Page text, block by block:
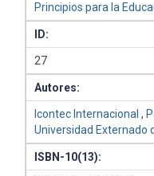
Principios para la
ID:
27
Autores:
Icontec Internacional ,
Universidad Externado
ISBN-10(13):